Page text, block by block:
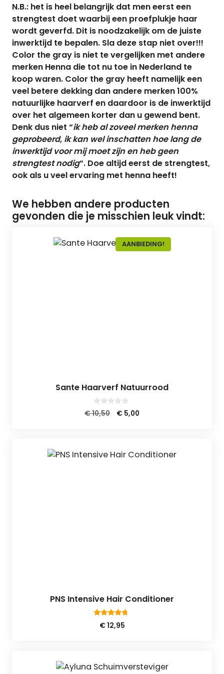
N.B.: het is heel belangrijk dat men eerst een
strengtest doet waarbij een proefplukje haar
wordt geverfd. Dit is noodzakelijk om de juiste
inwerktijd te bepalen. Sla deze stap niet over!!!
Color the gray is niet te vergelijken met andere
merken Henna die tot nu toe in Nederland te
koop waren. Color the gray heeft namelijk een
veel betere dekking dan andere merken 100%
natuurlijke haarverf en daardoor is de inwerktijd
over het algemeen korter dan u gewend bent.
Denk dus niet “ik heb al zoveel merken henna
geprobeerd, ik kan wel inschatten hoe lang de
inwerktijd voor mij moet zijn en heb geen
strengtest nodig“. Doe altijd eerst de strengtest,
ook als u veel ervaring met henna heeft!
We hebben andere producten
gevonden die je misschien leuk vindt:
AANBIEDING!
Sante Haarverf Natuurrood
0
v
€10,50
Oorspronkelijke
€ 5,00
PNS Intensive Hair Conditioner
4.50
van 5
€12,95